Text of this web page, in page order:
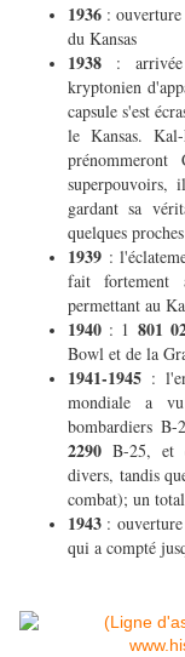
1936 :
du Kansas
1938
:
kryptonien
capsule s'est
le Kansas.
superpouvoirs,
gardant sa
quelques proches
1939 :
fait fortement
permettant au
1940 : 1 801
Bowl et de la
1941-1945 :
mondiale a
bombardiers
2290 B-25, et
divers, tandis
combat); un
1943 :
qui a compté